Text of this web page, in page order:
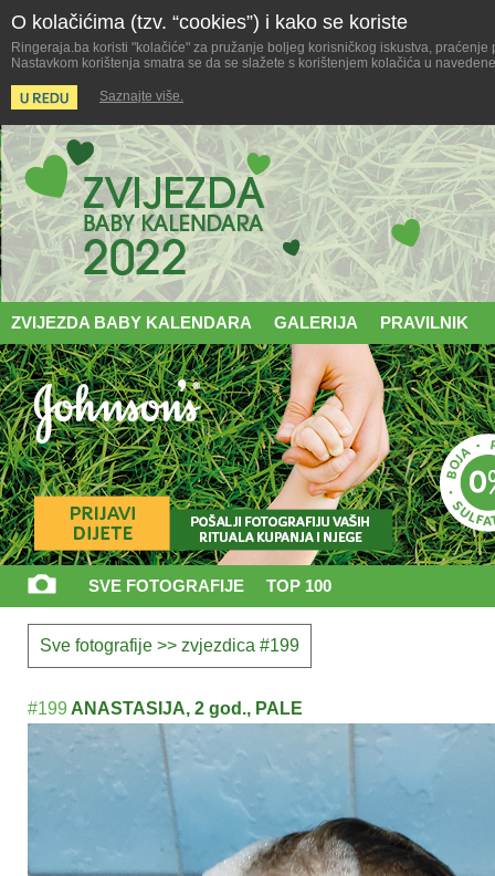
O kolačićima (tzv. “cookies”) i kako se koriste
Ringeraja.ba koristi "kolačiće" za pružanje boljeg korisničkog iskustva,
Nastavkom korištenja smatra se da se slažete s korištenjem kolačića u
Saznajte više.
ZVIJEZDA BABY KALENDARA GALERIJA PRAVILNIK
SVE FOTOGRAFIJE TOP 100
Sve fotografije >> zvjezdica #199
#199 ANASTASIJA, 2 god., PALE